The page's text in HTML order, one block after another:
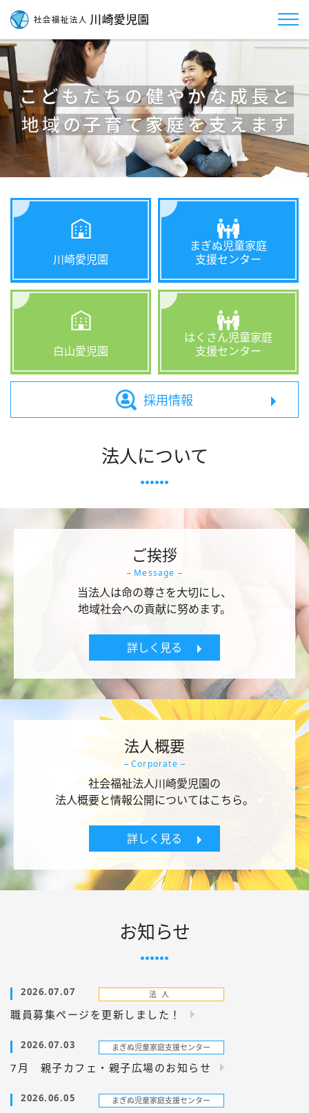
川崎愛児園
まぎぬ児童家庭
支援センター
白山愛児園
はくさん児童家庭
支援センター
採用情報
法人について
ご挨拶
Message
当法人は命の尊さを大切にし、
地域社会への貢献に努めます。
詳しく見る
法人概要
Corporate
社会福祉法人川崎愛児園の
法人概要と情報公開についてはこちら。
詳しく見る
お知らせ
2026.07.07
職員募集ページを更新しました！
2026.07.03
7月 親子カフェ・親子広場のお知らせ
2026.06.05